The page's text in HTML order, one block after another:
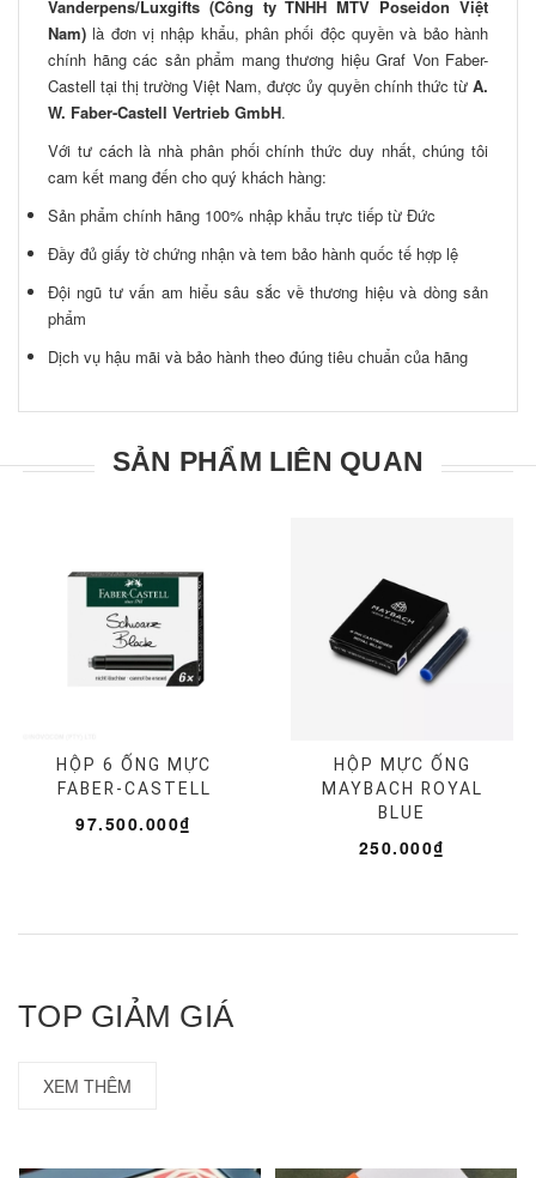
Vanderpens/Luxgifts (Công ty TNHH MTV Poseidon Việt
Nam) là đơn vị nhập khẩu, phân phối độc quyền và bảo hành
chính hãng các sản phẩm mang thương hiệu Graf Von Faber-
Castell tại thị trường Việt Nam, được ủy quyền chính thức từ A.
W. Faber-Castell Vertrieb GmbH.
Với tư cách là nhà phân phối chính thức duy nhất, chúng tôi
cam kết mang đến cho quý khách hàng:
Sản phẩm chính hãng 100% nhập khẩu trực tiếp từ Đức
Đầy đủ giấy tờ chứng nhận và tem bảo hành quốc tế hợp lệ
Đội ngũ tư vấn am hiểu sâu sắc về thương hiệu và dòng sản
phẩm
Dịch vụ hậu mãi và bảo hành theo đúng tiêu chuẩn của hãng
SẢN PHẨM LIÊN QUAN
HỘP 6 ỐNG MỰC
FABER-CASTELL
97.500.000₫
HỘP MỰC ỐNG
MAYBACH ROYAL
BLUE
250.000₫
TOP GIẢM GIÁ
XEM THÊM